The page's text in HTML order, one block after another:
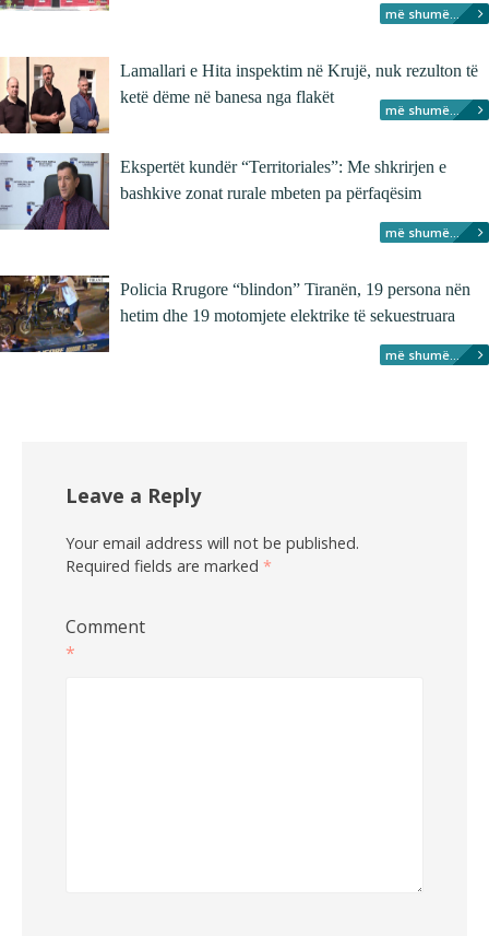
më shumë...
Lamallari e Hita inspektim në Krujë, nuk rezulton të
ketë dëme në banesa nga flakët
më shumë...
Ekspertët kundër “Territoriales”: Me shkrirjen e
bashkive zonat rurale mbeten pa përfaqësim
më shumë...
Policia Rrugore “blindon” Tiranën, 19 persona nën
hetim dhe 19 motomjete elektrike të sekuestruara
më shumë...
Leave a Reply
Your email address will not be published.
Required fields are marked *
Comment
*